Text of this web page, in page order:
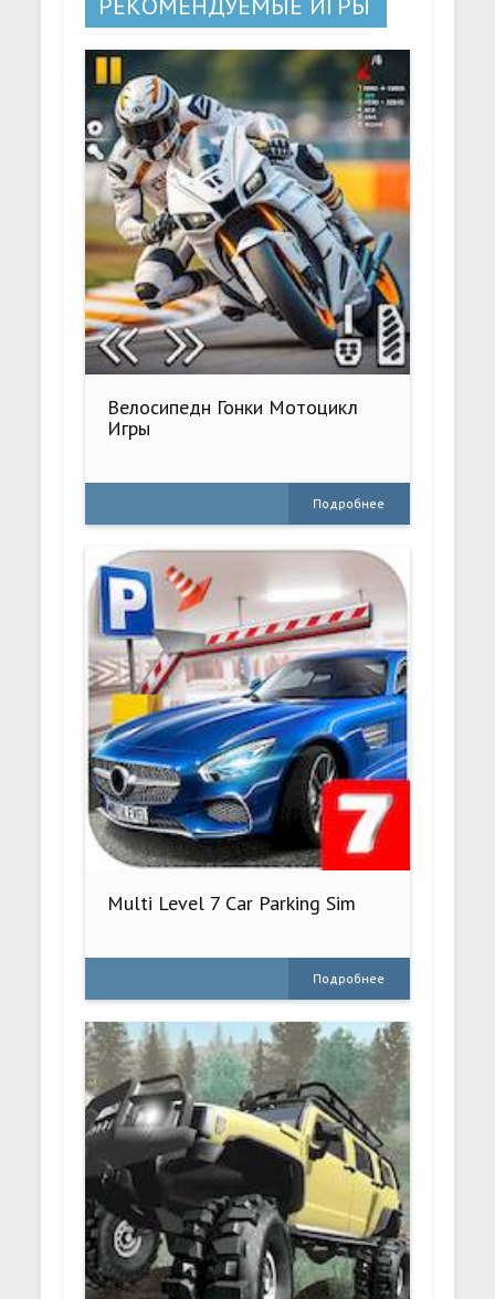
Велосипедн Гонки Мотоцикл
Игры
Подробнее
Multi Level 7 Car Parking Sim
Подробнее